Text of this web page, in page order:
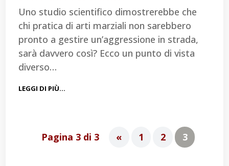
Uno studio scientifico dimostrerebbe che
chi pratica di arti marziali non sarebbero
pronto a gestire un’aggressione in strada,
sarà davvero così? Ecco un punto di vista
diverso…
LEGGI DI PIÙ…
Pagina 3 di 3 « 1 2 3